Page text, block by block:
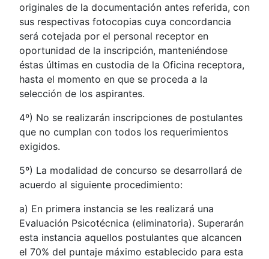
originales de la documentación antes referida, con
sus respectivas fotocopias cuya concordancia
será cotejada por el personal receptor en
oportunidad de la inscripción, manteniéndose
éstas últimas en custodia de la Oficina receptora,
hasta el momento en que se proceda a la
selección de los aspirantes.
4º) No se realizarán inscripciones de postulantes
que no cumplan con todos los requerimientos
exigidos.
5º) La modalidad de concurso se desarrollará de
acuerdo al siguiente procedimiento:
a) En primera instancia se les realizará una
Evaluación Psicotécnica (eliminatoria). Superarán
esta instancia aquellos postulantes que alcancen
el 70% del puntaje máximo establecido para esta